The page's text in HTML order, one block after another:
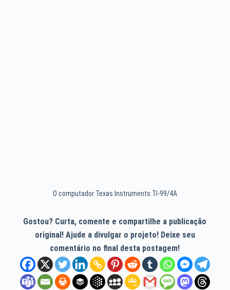
O computador Texas Instruments TI-99/4A
Gostou? Curta, comente e compartilhe a publicação
original! Ajude a divulgar o projeto! Deixe seu
comentário no final desta postagem!